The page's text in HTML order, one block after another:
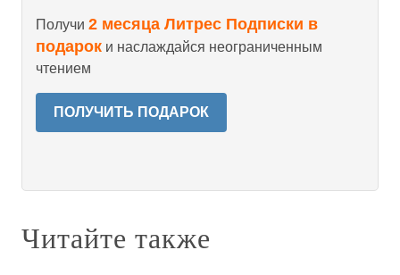
Получи 2 месяца Литрес Подписки в
подарок и наслаждайся неограниченным
чтением
ПОЛУЧИТЬ ПОДАРОК
Читайте также